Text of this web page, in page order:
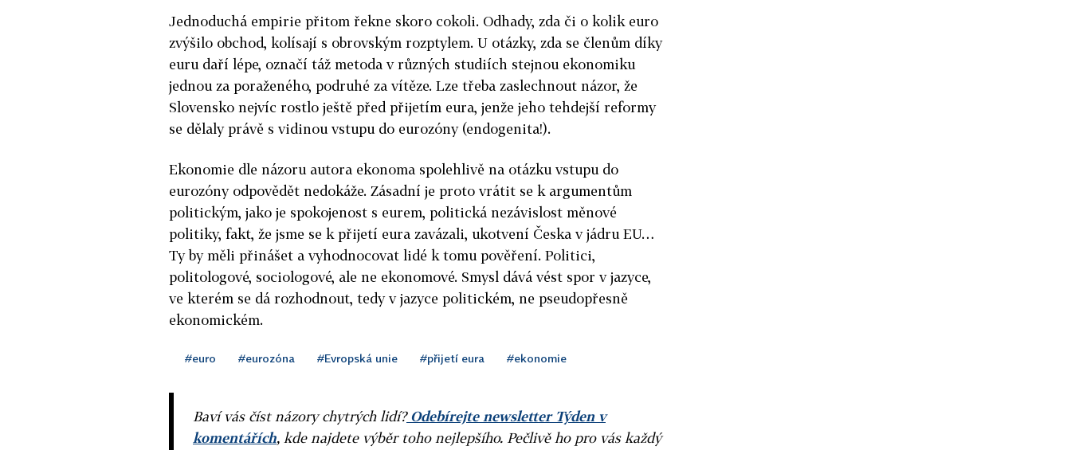
Jednoduchá empirie přitom řekne skoro cokoli. Odhady, zda či o kolik euro
zvýšilo obchod, kolísají s obrovským rozptylem. U otázky, zda se členům díky
euru daří lépe, označí táž metoda v různých studiích stejnou ekonomiku
jednou za poraženého, podruhé za vítěze. Lze třeba zaslechnout názor, že
Slovensko nejvíc rostlo ještě před přijetím eura, jenže jeho tehdejší reformy
se dělaly právě s vidinou vstupu do eurozóny (endogenita!).
Ekonomie dle názoru autora ekonoma spolehlivě na otázku vstupu do
eurozóny odpovědět nedokáže. Zásadní je proto vrátit se k argumentům
politickým, jako je spokojenost s eurem, politická nezávislost měnové
politiky, fakt, že jsme se k přijetí eura zavázali, ukotvení Česka v jádru EU…
Ty by měli přinášet a vyhodnocovat lidé k tomu pověření. Politici,
politologové, sociologové, ale ne ekonomové. Smysl dává vést spor v jazyce,
ve kterém se dá rozhodnout, tedy v jazyce politickém, ne pseudopřesně
ekonomickém.
#euro #eurozóna #Evropská unie #přijetí eura #ekonomie
Baví vás číst názory chytrých lidí?Odebírejte newsletter Týden v
komentářích, kde najdete výběr toho nejlepšího. Pečlivě ho pro vás každý